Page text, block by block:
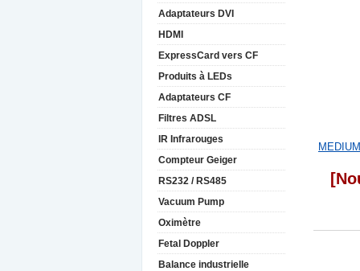
Adaptateurs DVI
HDMI
ExpressCard vers CF
Produits à LEDs
Adaptateurs CF
Filtres ADSL
IR Infrarouges
Compteur Geiger
RS232 / RS485
Vacuum Pump
Oximètre
Fetal Doppler
Balance industrielle